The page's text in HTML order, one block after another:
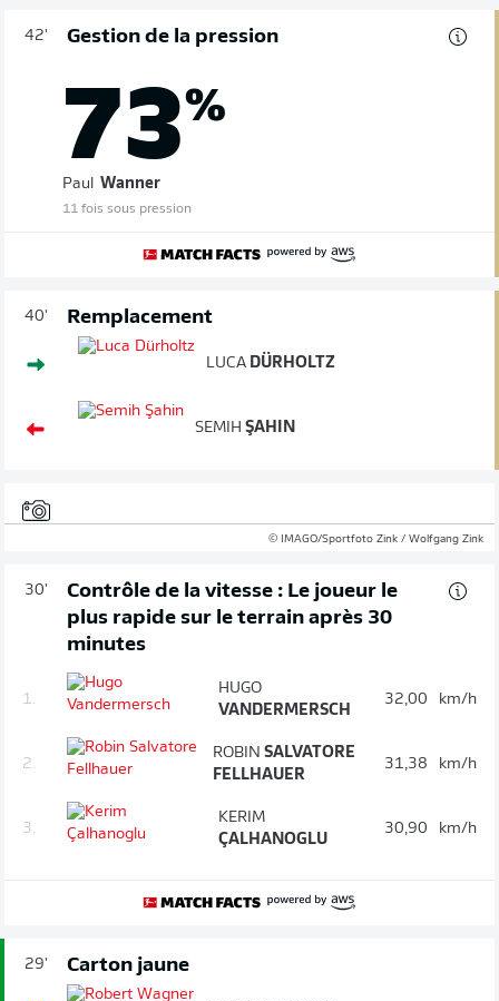
42' Gestion de la pression
73%
Paul Wanner
11 fois sous pression
40' Remplacement
LUCA DÜRHOLTZ
SEMIH ŞAHIN
© IMAGO/Sportfoto Zink / Wolfgang Zink
30'
Contrôle de la vitesse : Le joueur le
plus rapide sur le terrain après 30
minutes
1.
HUGO
VANDERMERSCH
32,00 km/h
2.
ROBIN SALVATORE
FELLHAUER
31,38 km/h
3.
KERIM
ÇALHANOGLU
30,90 km/h
29' Carton jaune